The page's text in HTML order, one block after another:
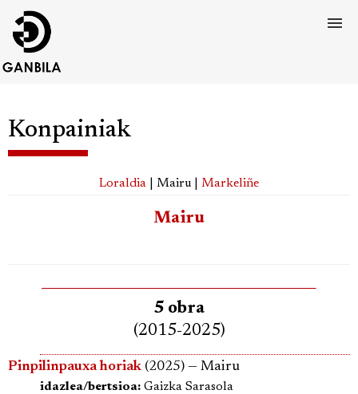
Konpainiak
Loraldia | Mairu | Markeliñe
Mairu
5 obra
(2015-2025)
Pinpilinpauxa horiak (2025) — Mairu
idazlea/bertsioa: Gaizka Sarasola